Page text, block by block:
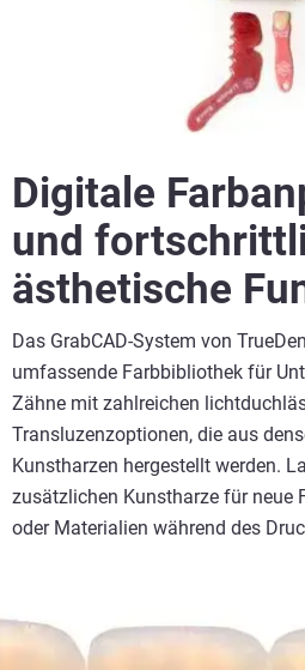
Digitale
und
ästhetische
Das GrabCAD-System von
umfassende Farbbibliothek für
Zähne mit zahlreichen
Transluzenzoptionen, die aus
Kunstharzen hergestellt werden.
zusätzlichen Kunstharze für neue
oder Materialien während des